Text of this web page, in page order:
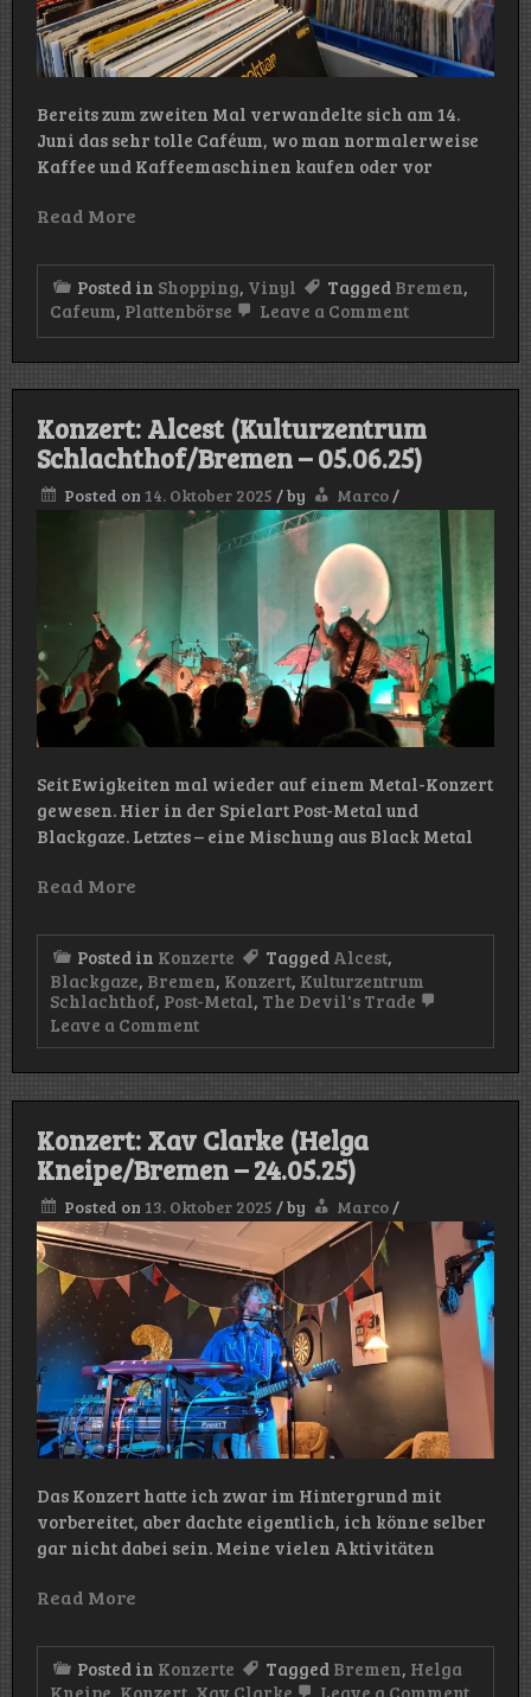
Bereits zum zweiten Mal verwandelte sich am 14.
Juni das sehr tolle Caféum, wo man normalerweise
Kaffee und Kaffeemaschinen kaufen oder vor
Read More
Posted in Shopping, Vinyl Tagged Bremen,
Cafeum, Plattenbörse Leave a Commenton
einen
Tag
Konzert: Alcest (Kulturzentrum
Schlachthof/Bremen – 05.06.25)
Posted on 14. Oktober 2025 /by Marco/
Seit Ewigkeiten mal wieder auf einem Metal-Konzert
gewesen. Hier in der Spielart Post-Metal und
Blackgaze. Letztes – eine Mischung aus Black Metal
Read More
Posted in Konzerte Tagged Alcest,
Blackgaze, Bremen, Konzert, Kulturzentrum
Schlachthof, Post-Metal, The Devil's Trade
Leave a Commenton
Konzert:
Schlachthof/Bremen
05.06.25)
Konzert: Xav Clarke (Helga
Kneipe/Bremen – 24.05.25)
Posted on 13. Oktober 2025 /by Marco /
Das Konzert hatte ich zwar im Hintergrund mit
vorbereitet, aber dachte eigentlich, ich könne selber
gar nicht dabei sein. Meine vielen Aktivitäten
Read More
Posted in Konzerte Tagged Bremen, Helga
Kneipe Konzert Xav Clarke Leave a Commenton